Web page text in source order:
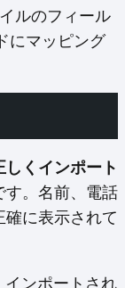
ルのフィール
にマッピング
しくインポート
す。名前、電話
に表示されて
ンポートされ